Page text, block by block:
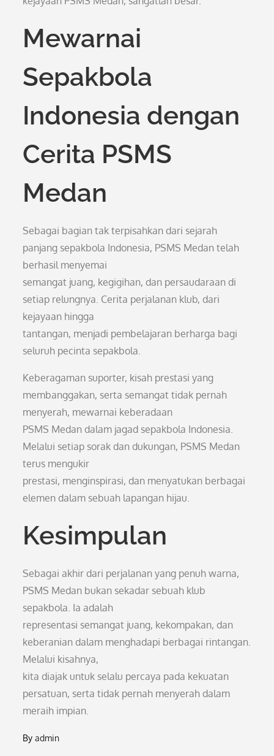
Mewarnai
Sepakbola
Indonesia dengan
Cerita PSMS
Medan
Sebagai bagian tak terpisahkan dari sejarah
panjang sepakbola Indonesia, PSMS Medan telah
berhasil menyemai
semangat juang, kegigihan, dan persaudaraan di
setiap relungnya. Cerita perjalanan klub, dari
kejayaan hingga
tantangan, menjadi pembelajaran berharga bagi
seluruh pecinta sepakbola.
Keberagaman suporter, kisah prestasi yang
membanggakan, serta semangat tidak pernah
menyerah, mewarnai keberadaan
PSMS Medan dalam jagad sepakbola Indonesia.
Melalui setiap sorak dan dukungan, PSMS Medan
terus mengukir
prestasi, menginspirasi, dan menyatukan berbagai
elemen dalam sebuah lapangan hijau.
Kesimpulan
Sebagai akhir dari perjalanan yang penuh warna,
PSMS Medan bukan sekadar sebuah klub
sepakbola. Ia adalah
representasi semangat juang, kekompakan, dan
keberanian dalam menghadapi berbagai rintangan.
Melalui kisahnya,
kita diajak untuk selalu percaya pada kekuatan
persatuan, serta tidak pernah menyerah dalam
meraih impian.
Byadmin